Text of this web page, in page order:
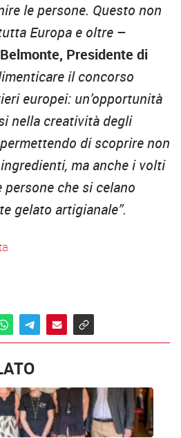
le persone. Questo non
Europa e oltre –
Presidente di
il concorso
europei: un’opportunità
nella creatività degli
di scoprire non
ma anche i volti
che si celano
gelato artigianale”.